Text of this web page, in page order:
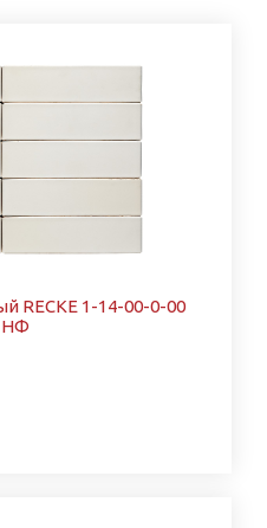
RECKE 1-14-00-0-00
НФ